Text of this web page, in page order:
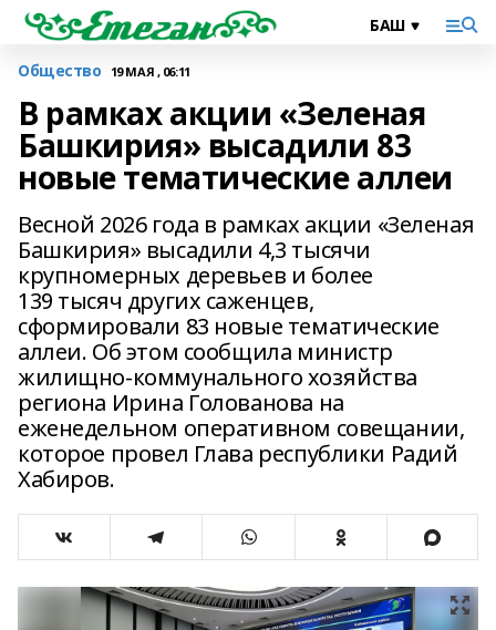
Общество 19 МАЯ , 06:11
В рамках акции «Зеленая
Башкирия» высадили 83
новые тематические аллеи
Весной 2026 года в рамках акции «Зеленая
Башкирия» высадили 4,3 тысячи
крупномерных деревьев и более
139 тысяч других саженцев,
сформировали 83 новые тематические
аллеи. Об этом сообщила министр
жилищно-коммунального хозяйства
региона Ирина Голованова на
еженедельном оперативном совещании,
которое провел Глава республики Радий
Хабиров.